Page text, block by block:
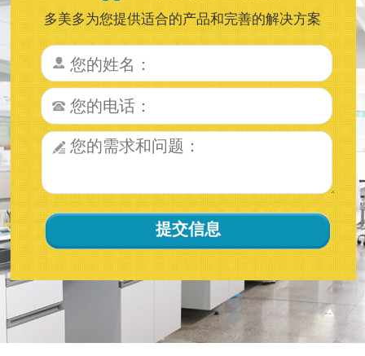
多美多为您提供适合的产品和完善的解决方案